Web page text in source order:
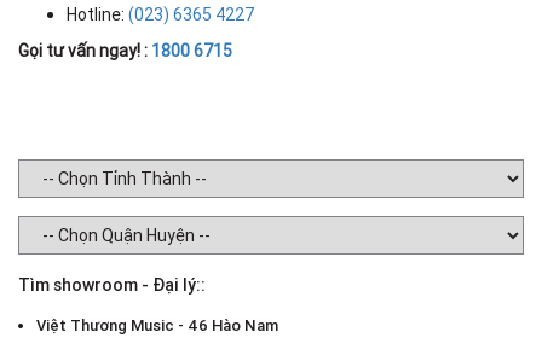
Hotline: (023) 6365 4227
Gọi tư vấn ngay! : 1800 6715
Tìm showroom - Đại lý::
Việt Thương Music - 46 Hào Nam